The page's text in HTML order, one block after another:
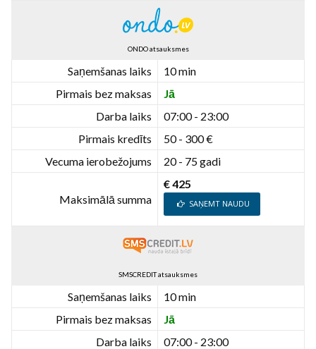
ONDO atsauksmes
Saņemšanas laiks
10 min
Pirmais bez maksas
Jā
Darba laiks
07:00 - 23:00
Pirmais kredīts
50 - 300 €
Vecuma ierobežojums
20 - 75 gadi
Maksimālā summa
€ 425
SAŅEMT NAUDU
SMSCREDIT atsauksmes
Saņemšanas laiks
10 min
Pirmais bez maksas
Jā
Darba laiks
07:00 - 23:00